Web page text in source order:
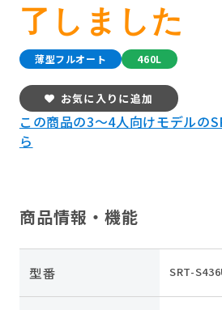
了しました
薄型フルオート 460L
お気に入りに追加
この商品の3～4人向けモデルの
ら
商品情報・機能
型番 SRT-